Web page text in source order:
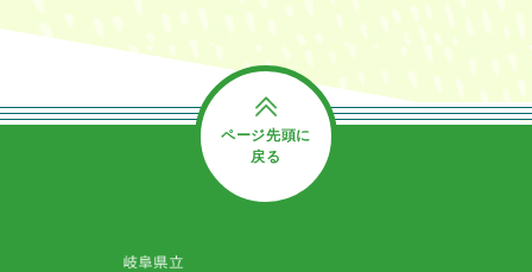
ページ先頭に
戻る